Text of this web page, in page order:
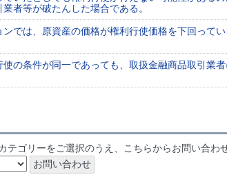
者等が破たんした場合である。
ンでは、原資産の価格が権利行使価格を下回って
の条件が同一であっても、取扱金融商品取引業
テゴリーをご選択のうえ、こちらからお問い合わ